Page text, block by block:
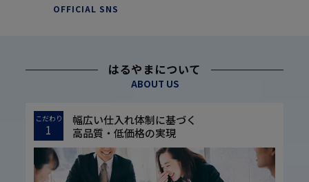
OFFICIAL SNS
はるやまについて
ABOUT US
こだわり
1
幅広い仕入れ体制に基づく
高品質・低価格の実現